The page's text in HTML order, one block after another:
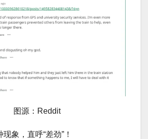
图源：Reddit
象，直呼“差劲”！